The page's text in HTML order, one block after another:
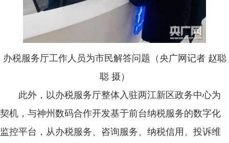
办税服务厅工作人员为市民解答问题（央广网记者 赵聪
聪 摄）
此外，以办税服务厅整体入驻两江新区政务中心为
契机，与神州数码合作开发基于前台纳税服务的数字化
监控平台，从办税服务、咨询服务、纳税信用、投诉维